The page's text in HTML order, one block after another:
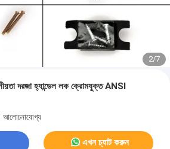
2/7
দরজা হ্যান্ডেল লক ক্রোমযুক্ত ANSI
এখন চ্যাট করুন